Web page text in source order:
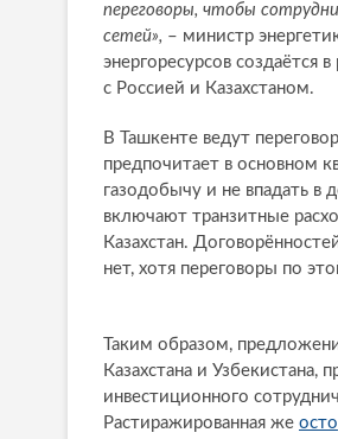
переговоры, чтобы
сетей», – министр
энергоресурсов создаётся
с Россией и Казахстаном.
В Ташкенте ведут
предпочитает в основном
газодобычу и не впадать в
включают транзитные
Казахстан.
нет, хотя переговоры по
Таким образом,
Казахстана и Узбекистана,
инвестиционного
Растиражированная же